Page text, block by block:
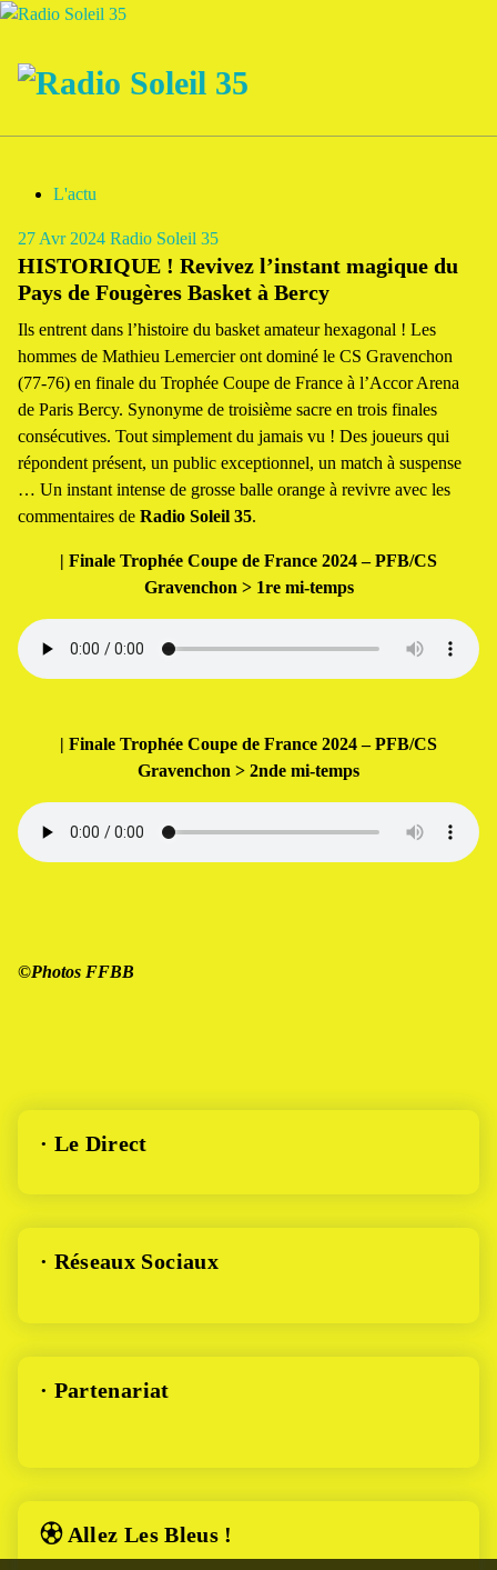
Aller
contenu
L'actu
27 Avr 2024 Radio Soleil 35
HISTORIQUE ! Revivez l’instant magique du
Pays de Fougères Basket à Bercy
Ils entrent dans l’histoire du basket amateur hexagonal ! Les
hommes de Mathieu Lemercier ont dominé le CS Gravenchon
(77-76) en finale du Trophée Coupe de France à l’Accor Arena
de Paris Bercy. Synonyme de troisième sacre en trois finales
consécutives. Tout simplement du jamais vu ! Des joueurs qui
répondent présent, un public exceptionnel, un match à suspense
… Un instant intense de grosse balle orange à revivre avec les
commentaires de Radio Soleil 35.
| Finale Trophée Coupe de France 2024 – PFB/CS
Gravenchon > 1re mi-temps
| Finale Trophée Coupe de France 2024 – PFB/CS
Gravenchon > 2nde mi-temps
©Photos FFBB
· Le Direct
· Réseaux Sociaux
· Partenariat
⚽︎ Allez Les Bleus !